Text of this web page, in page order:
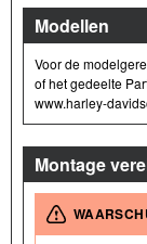
Modellen
Voor de
of het gedeelte
www.harley-
Montage